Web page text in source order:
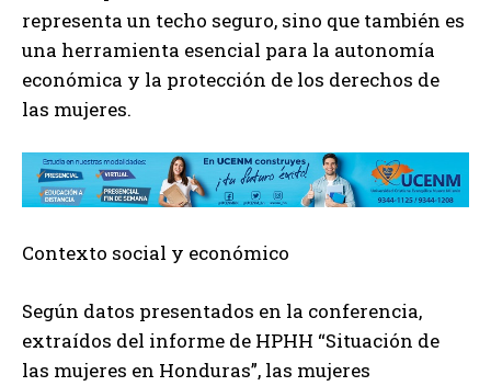
representa un techo seguro, sino que también es
una herramienta esencial para la autonomía
económica y la protección de los derechos de
las mujeres.
Contexto social y económico
Según datos presentados en la conferencia,
extraídos del informe de HPHH “Situación de
las mujeres en Honduras”, las mujeres